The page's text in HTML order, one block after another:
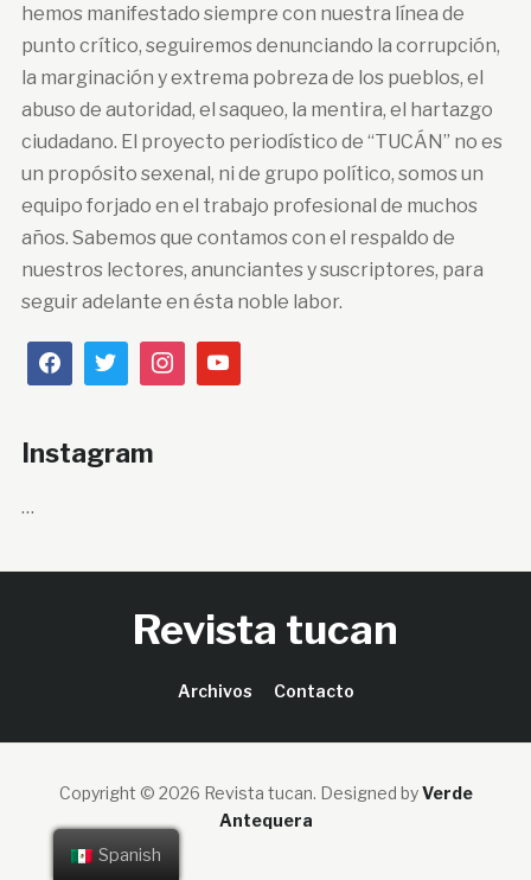
hemos manifestado siempre con nuestra línea de
punto crítico, seguiremos denunciando la corrupción,
la marginación y extrema pobreza de los pueblos, el
abuso de autoridad, el saqueo, la mentira, el hartazgo
ciudadano. El proyecto periodístico de “TUCÁN” no es
un propósito sexenal, ni de grupo político, somos un
equipo forjado en el trabajo profesional de muchos
años. Sabemos que contamos con el respaldo de
nuestros lectores, anunciantes y suscriptores, para
seguir adelante en ésta noble labor.
Instagram
…
Revista tucan
Archivos Contacto
Copyright © 2026 Revista tucan. Designed byVerde
Antequera
Spanish